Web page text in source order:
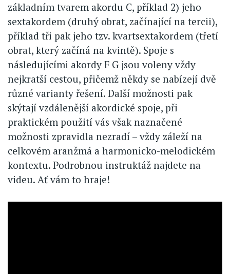
základním tvarem akordu C, příklad 2) jeho
sextakordem (druhý obrat, začínající na tercii),
příklad tři pak jeho tzv. kvartsextakordem (třetí
obrat, který začíná na kvintě). Spoje s
následujícími akordy F G jsou voleny vždy
nejkratší cestou, přičemž někdy se nabízejí dvě
různé varianty řešení. Další možnosti pak
skýtají vzdálenější akordické spoje, při
praktickém použití vás však naznačené
možnosti zpravidla nezradí – vždy záleží na
celkovém aranžmá a harmonicko-melodickém
kontextu. Podrobnou instruktáž najdete na
videu. Ať vám to hraje!